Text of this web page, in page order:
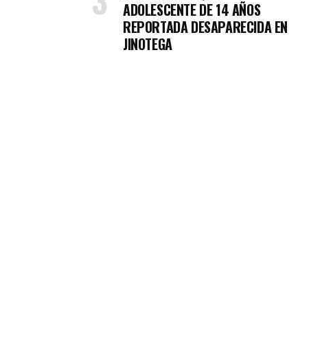
ADOLESCENTE DE 14 AÑOS
REPORTADA DESAPARECIDA EN
JINOTEGA